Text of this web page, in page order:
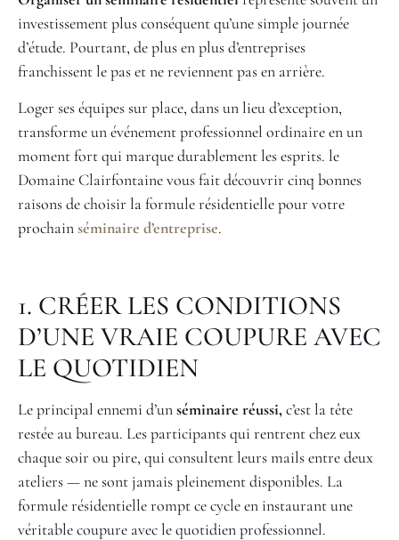
investissement plus conséquent qu’une simple journée
d’étude. Pourtant, de plus en plus d’entreprises
franchissent le pas et ne reviennent pas en arrière.
Loger ses équipes sur place, dans un lieu d’exception,
transforme un événement professionnel ordinaire en un
moment fort qui marque durablement les esprits. le
Domaine Clairfontaine vous fait découvrir cinq bonnes
raisons de choisir la formule résidentielle pour votre
prochainséminaire d’entreprise.
1. CRÉER LES CONDITIONS
D’UNE VRAIE COUPURE AVEC
LE QUOTIDIEN
Le principal ennemi d’unséminaire réussi,c’est la tête
restée au bureau. Les participants qui rentrent chez eux
chaque soir ou pire, qui consultent leurs mails entre deux
ateliers — ne sont jamais pleinement disponibles. La
formule résidentielle rompt ce cycle en instaurant une
véritable coupure avec le quotidien professionnel.